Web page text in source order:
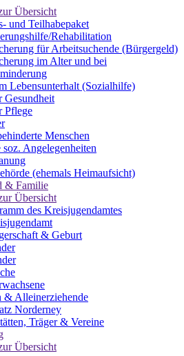
Übersicht
und Teilhabepaket
Rehabilitation
für Arbeitsuchende (Bürgergeld)
im Alter und bei
Lebensunterhalt (Sozialhilfe)
Gesundheit
Pflege
Menschen
soz. Angelegenheiten
(ehemals Heimaufsicht)
& Familie
Übersicht
des Kreisjugendamtes
& Geburt
& Alleinerziehende
Norderney
Träger & Vereine
Übersicht